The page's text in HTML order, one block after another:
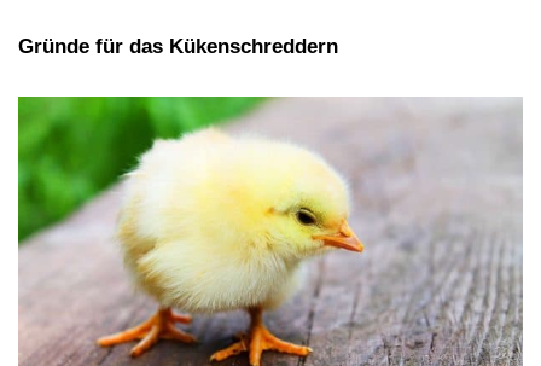
Gründe für das Kükenschreddern